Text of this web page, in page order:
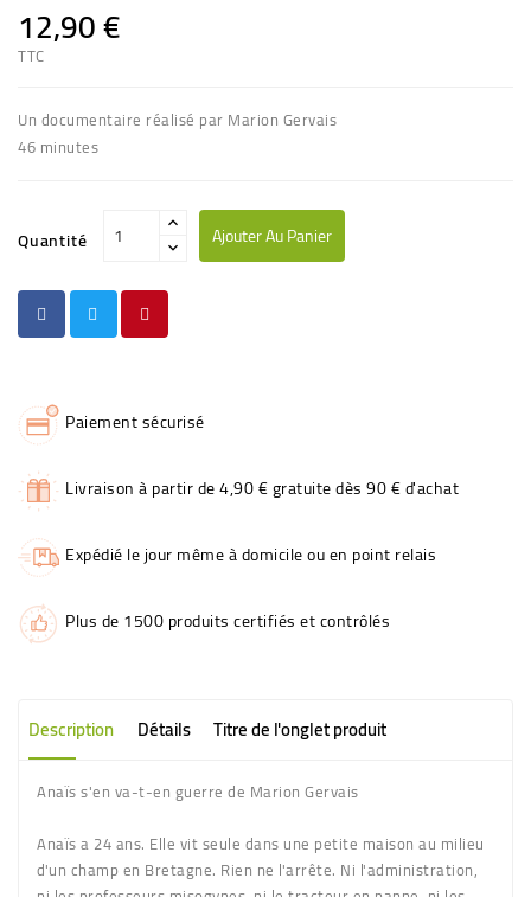
12,90 €
TTC
Un documentaire réalisé par Marion Gervais
46 minutes
Quantité Ajouter Au Panier
Paiement sécurisé
Livraison à partir de 4,90 € gratuite dès 90 € d'achat
Expédié le jour même à domicile ou en point relais
Plus de 1500 produits certifiés et contrôlés
Description Détails Titre de l'onglet produit
Anaïs s'en va-t-en guerre de Marion Gervais
Anaïs a 24 ans. Elle vit seule dans une petite maison au milieu
d'un champ en Bretagne. Rien ne l'arrête. Ni l'administration,